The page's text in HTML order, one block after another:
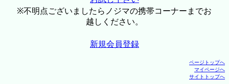
※不明点ございましたらノジマの携帯コーナーまでお
越しください。
新規会員登録
ページトップへ
マイページへ
サイトトップへ